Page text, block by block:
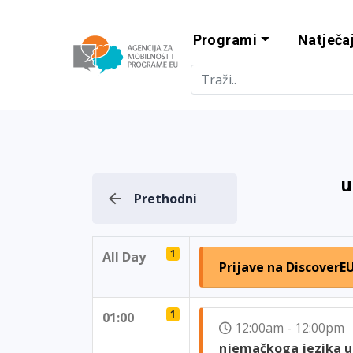
Agencija za
Programi
Prethodni
All Day 1
Prijave na
01:00 1
12:00am - 12:00pm
njemačkoga jezika